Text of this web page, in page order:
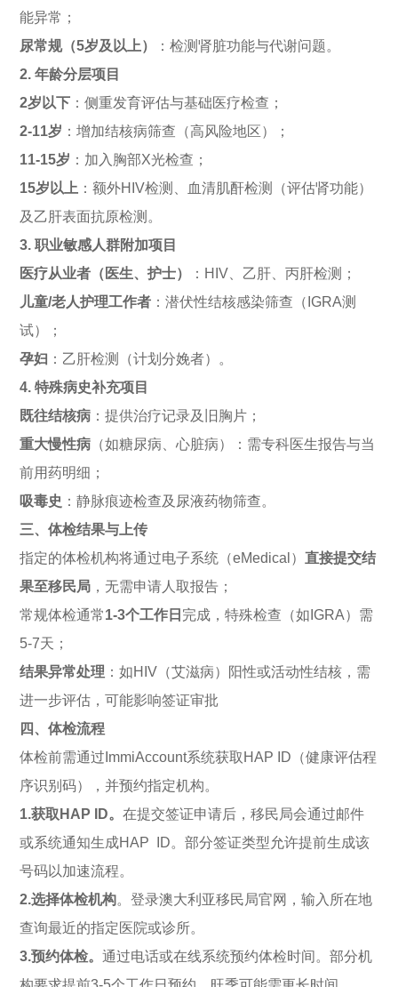
能异常；
尿常规（5岁及以上）
：检测肾脏功能与代谢问题。
2.年龄分层项目
2岁以下 ：侧重发育评估与基础医疗检查；
2-11岁 ：增加结核病筛查（高风险地区）；
11-15岁 ：加入胸部X光检查；
15岁以上 ：额外HIV检测、血清肌酐检测（评估肾功能）
及乙肝表面抗原检测。
3.职业敏感人群附加项目
医疗从业者（医生、护士）
：HIV、乙肝、丙肝检测；
儿童/老人护理工作者 ：潜伏性结核感染筛查（IGRA测
试）；
孕妇 ：乙肝检测（计划分娩者）。
4.特殊病史补充项目
既往结核病 ：提供治疗记录及旧胸片；
重大慢性病 （如糖尿病、心脏病）：需专科医生报告与当
前用药明细；
吸毒史 ：静脉痕迹检查及尿液药物筛查。
三、体检结果与上传
指定的体检机构将通过电子系统（eMedical）直接提交结
果至移民局 ，无需申请人取报告；
常规体检通常1-3个工作日 完成，特殊检查（如IGRA）需
5-7天；
结果异常处理 ：如HIV（艾滋病）阳性或活动性结核，需
进一步评估，可能影响签证审批
四、体检流程
体检前需通过ImmiAccount系统获取HAP ID（健康评估程
序识别码），并预约指定机构。
1.获取HAP ID。在提交签证申请后，移民局会通过邮件
或系统通知生成HAP ID。部分签证类型允许提前生成该
号码以加速流程。
2.选择体检机构。登录澳大利亚移民局官网，输入所在地
查询最近的指定医院或诊所。
3.预约体检。通过电话或在线系统预约体检时间。部分机